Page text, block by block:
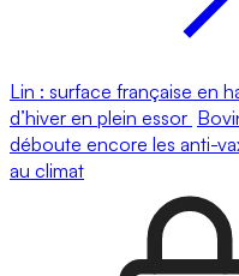
Lin : surface française en
d’hiver en plein essor
déboute encore les anti-
au climat